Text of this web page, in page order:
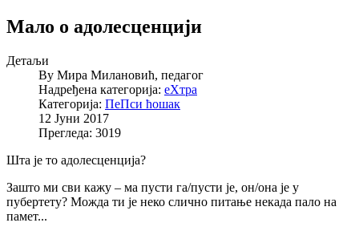
Мало о адолесценцији
Детаљи
By Мира Милановић, педагог
Надређена категорија: еXтра
Категорија: ПеПси ћошак
12 Јуни 2017
Прегледа: 3019
Шта је то адолесценција?
Зашто ми сви кажу – ма пусти га/пусти је, он/она је у
пубертету? Можда ти је неко слично питање некада пало на
памет...